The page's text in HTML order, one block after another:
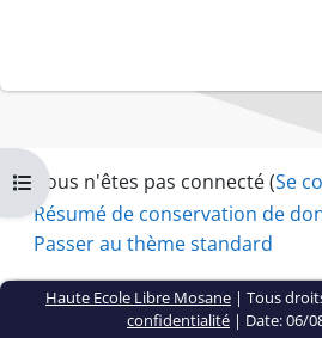
Ouvrir l’index du cours
Vous n'êtes pas connecté (Se
Résumé de conservation de
Passer au thème standard
Haute Ecole Libre Mosane | Tous
confidentialité | Date: 06/